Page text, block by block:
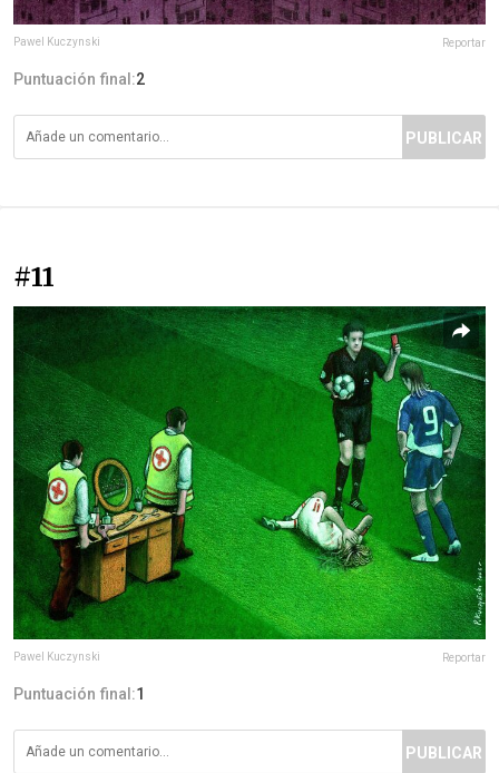
Pawel Kuczynski Reportar
Puntuación final:2
PUBLICAR
#11
Pawel Kuczynski Reportar
Puntuación final:1
PUBLICAR